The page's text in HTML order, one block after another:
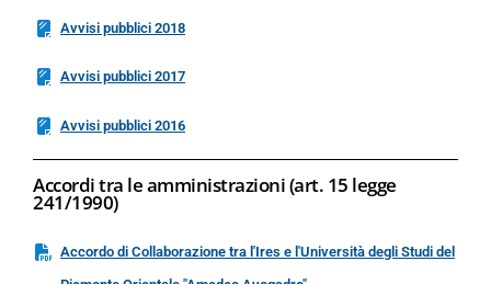
Avvisi pubblici 2018
Avvisi pubblici 2017
Avvisi pubblici 2016
Accordi tra le amministrazioni (art. 15 legge
241/1990)
Accordo di Collaborazione tra l'Ires e l'Università degli Studi del